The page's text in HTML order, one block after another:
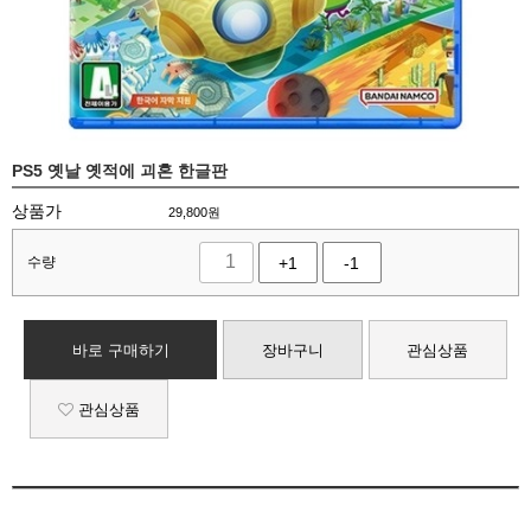
PS5 옛날 옛적에 괴혼 한글판
상품가 29,800원
수량 +1 -1
바로 구매하기 장바구니 관심상품
관심상품